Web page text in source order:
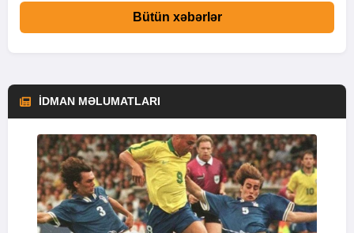
Bütün xəbərlər
İDMAN MƏLUMATLARI